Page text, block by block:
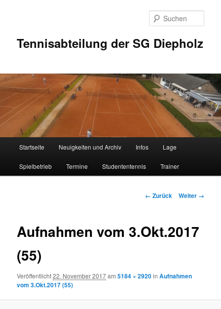
Tennisabteilung der SG Diepholz
Startseite Neuigkeiten und Archiv Infos Lage
Spielbetrieb Termine Studententennis Trainer
Bilder-
← Zurück Weiter →
Aufnahmen vom 3.Okt.2017
(55)
Veröffentlicht22. November 2017am5184 × 2920inAufnahmen
vom 3.Okt.2017 (55)